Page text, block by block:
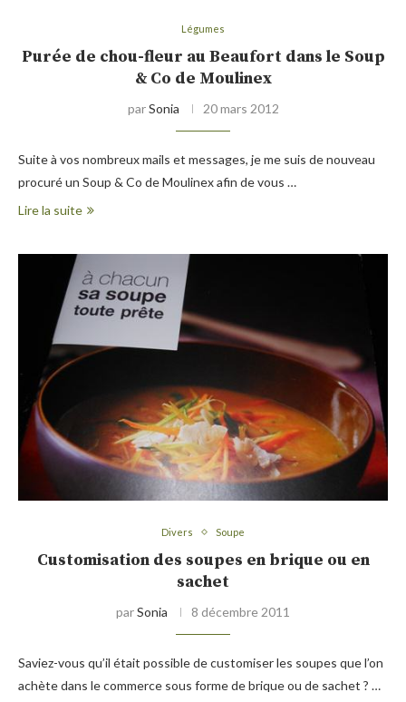
Légumes
Purée de chou-fleur au Beaufort dans le Soup
& Co de Moulinex
parSonia 20 mars 2012
Suite à vos nombreux mails et messages, je me suis de nouveau
procuré un Soup & Co de Moulinex afin de vous …
Lire la suite
Divers Soupe
Customisation des soupes en brique ou en
sachet
parSonia 8 décembre 2011
Saviez-vous qu’il était possible de customiser les soupes que l’on
achète dans le commerce sous forme de brique ou de sachet ? …